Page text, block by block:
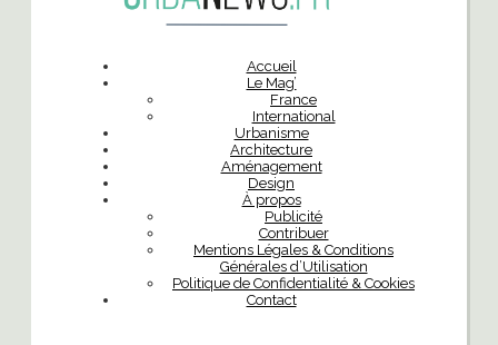
Accueil
Le Mag’
France
International
Urbanisme
Architecture
Aménagement
Design
À propos
Publicité
Contribuer
Mentions Légales & Conditions
Générales d’Utilisation
Politique de Confidentialité & Cookies
Contact